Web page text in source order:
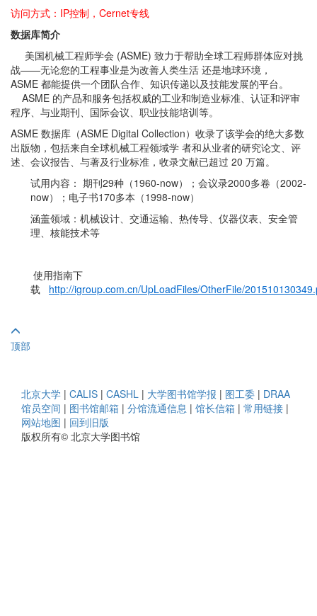
访问方式：IP控制，Cernet专线
数据库简介
美国机械工程师学会 (ASME) 致力于帮助全球工程师群体应对挑
战——无论您的工程事业是为改善人类生活 还是地球环境，
ASME 都能提供一个团队合作、知识传递以及技能发展的平台。
ASME 的产品和服务包括权威的工业和制造业标准、认证和评审
程序、与业期刊、国际会议、职业技能培训等。
ASME 数据库（ASME Digital Collection）收录了该学会的绝大多数
出版物，包括来自全球机械工程领域学 者和从业者的研究论文、评
述、会议报告、与著及行业标准，收录文献已超过 20 万篇。
试用内容： 期刊29种（1960-now）；会议录2000多卷（2002-
now）；电子书170多本（1998-now）
涵盖领域：机械设计、交通运输、热传导、仪器仪表、安全管
理、核能技术等
使用指南下
载 http://igroup.com.cn/UpLoadFiles/OtherFile/
顶部
北京大学 | CALIS | CASHL | 大学图书馆学报 | 图工委 | DRAA
馆员空间 | 图书馆邮箱 | 分馆流通信息 | 馆长信箱 | 常用链接 |
网站地图 | 回到旧版
版权所有© 北京大学图书馆